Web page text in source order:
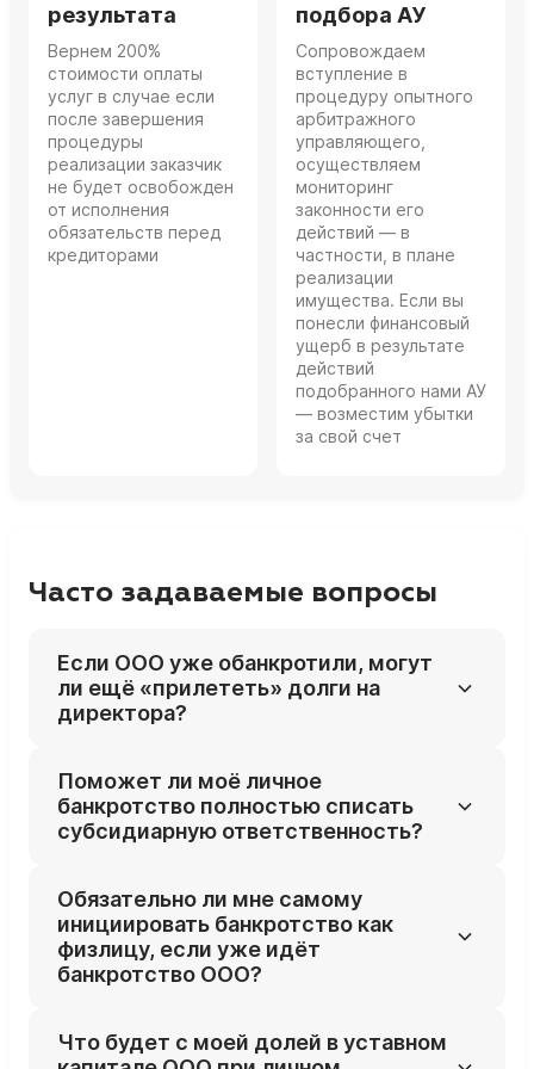
результата
Вернем 200%
стоимости оплаты
услуг в случае если
после завершения
процедуры
реализации заказчик
не будет освобожден
от исполнения
обязательств перед
кредиторами
подбора АУ
Сопровождаем
вступление в
процедуру опытного
арбитражного
управляющего,
осуществляем
мониторинг
законности его
действий — в
частности, в плане
реализации
имущества. Если вы
понесли финансовый
ущерб в результате
действий
подобранного нами АУ
— возместим убытки
за свой счет
Часто задаваемые вопросы
Если ООО уже обанкротили, могут
ли ещё «прилететь» долги на
директора?
контролирующих лиц к субсидиарной
ответственности можно и после
завершения банкротства компании или её
специальных сроков.
Поможет ли моё личное
банкротство полностью списать
субсидиарную ответственность?
субсидиарке включаются в личное
банкротство и могут быть списаны по его
итогам, если не доказан умысел и грубые
банкротстве, уголовных составах и
Обязательно ли мне самому
инициировать банкротство как
физлицу, если уже идёт
банкротство ООО?
ждать, пока кредиторы или управляющий
Что будет с моей долей в уставном